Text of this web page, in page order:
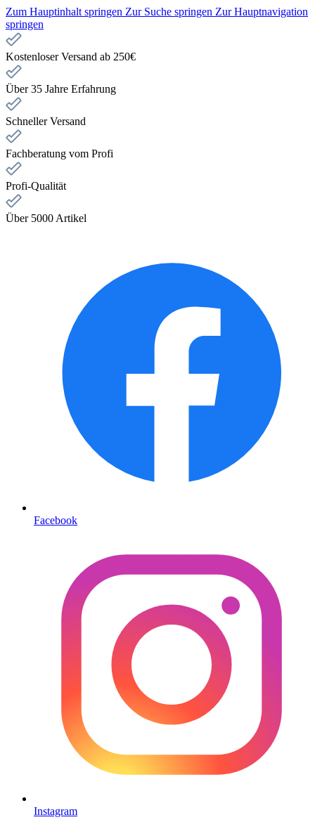
Zum Hauptinhalt springen Zur Suche springen Zur Hauptnavigation
springen
Kostenloser Versand ab 250€
Über 35 Jahre Erfahrung
Schneller Versand
Fachberatung vom Profi
Profi-Qualität
Über 5000 Artikel
Facebook
Instagram